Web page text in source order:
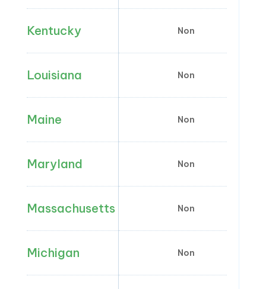
Kentucky Non
Louisiana Non
Maine Non
Maryland Non
Massachusetts Non
Michigan Non